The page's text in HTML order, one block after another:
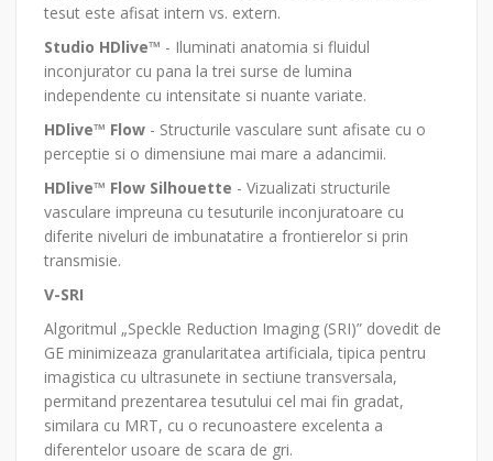
tesut este afisat intern vs. extern.
Studio HDlive™ - Iluminati anatomia si fluidul
inconjurator cu pana la trei surse de lumina
independente cu intensitate si nuante variate.
HDlive™ Flow - Structurile vasculare sunt afisate cu o
perceptie si o dimensiune mai mare a adancimii.
HDlive™ Flow Silhouette - Vizualizati structurile
vasculare impreuna cu tesuturile inconjuratoare cu
diferite niveluri de imbunatatire a frontierelor si prin
transmisie.
V-SRI
Algoritmul „Speckle Reduction Imaging (SRI)” dovedit de
GE minimizeaza granularitatea artificiala, tipica pentru
imagistica cu ultrasunete in sectiune transversala,
permitand prezentarea tesutului cel mai fin gradat,
similara cu MRT, cu o recunoastere excelenta a
diferentelor usoare de scara de gri.